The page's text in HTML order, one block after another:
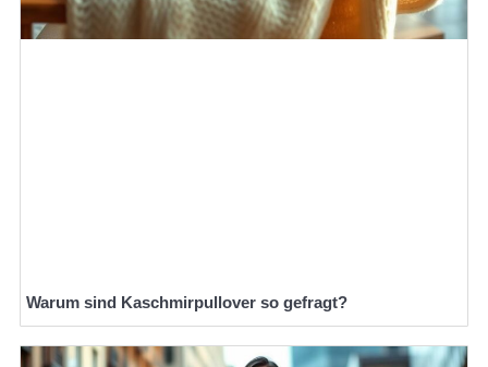
Warum sind Kaschmirpullover so gefragt?